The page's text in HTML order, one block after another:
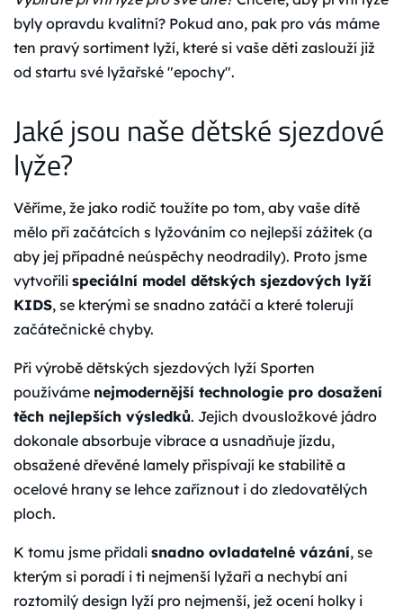
byly opravdu kvalitní? Pokud ano, pak pro vás máme
ten pravý sortiment lyží, které si vaše děti zaslouží již
od startu své lyžařské "epochy".
Jaké jsou naše dětské sjezdové
lyže?
Věříme, že jako rodič toužíte po tom, aby vaše dítě
mělo při začátcích s lyžováním co nejlepší zážitek (a
aby jej případné neúspěchy neodradily). Proto jsme
vytvořili speciální model dětských sjezdových lyží
KIDS, se kterými se snadno zatáčí a které tolerují
začátečnické chyby.
Při výrobě dětských sjezdových lyží Sporten
používáme nejmodernější technologie pro dosažení
těch nejlepších výsledků. Jejich dvousložkové jádro
dokonale absorbuje vibrace a usnadňuje jízdu,
obsažené dřevěné lamely přispívají ke stabilitě a
ocelové hrany se lehce zaříznout i do zledovatělých
ploch.
K tomu jsme přidali snadno ovladatelné vázání, se
kterým si poradí i ti nejmenší lyžaři a nechybí ani
roztomilý design lyží pro nejmenší, jež ocení holky i